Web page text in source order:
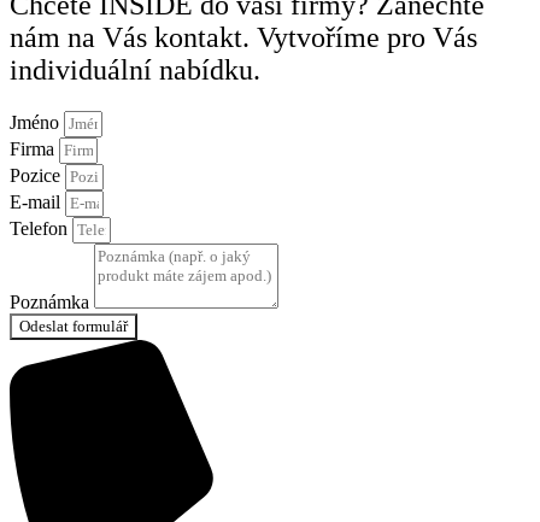
nám na Vás kontakt. Vytvoříme pro Vás
individuální nabídku.
Jméno
Firma
Pozice
E-mail
Telefon
Poznámka
Odeslat formulář